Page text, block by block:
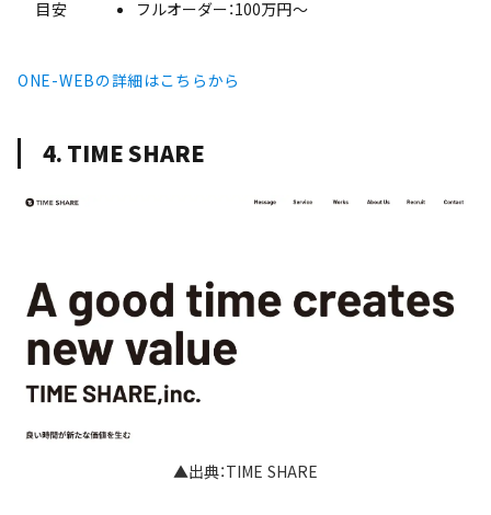
目安 フルオーダー：100万円〜
ONE-WEBの詳細はこちらから
4. TIME SHARE
▲出典：TIME SHARE